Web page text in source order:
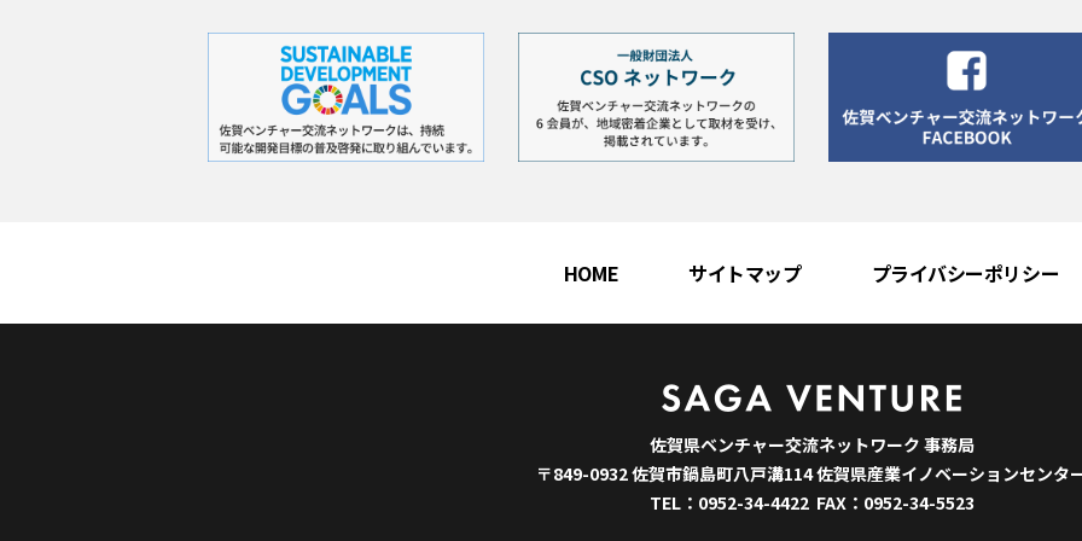
HOME サイトマップ プライバシーポリシー
佐賀県ベンチャー交流ネットワーク 事務局
〒849-0932 佐賀市鍋島町八戸溝114 佐賀県産業イノベーションセンタ
TEL：0952-34-4422 FAX：0952-34-5523